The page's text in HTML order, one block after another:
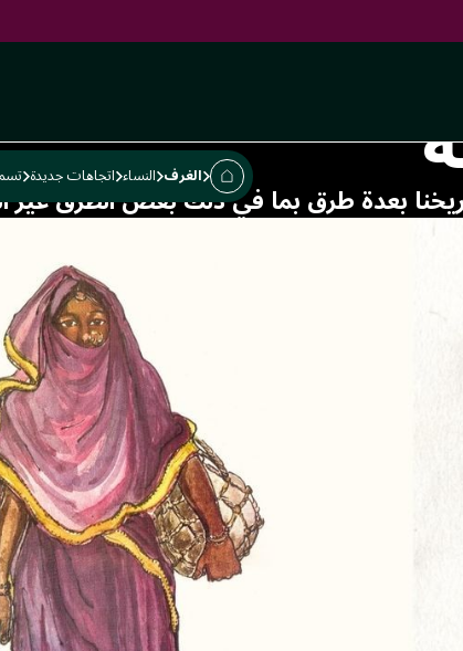
الغرف النساء اتجاهات جديدة
كأداة
بعدة طرق بما في ذلك بعض الطرق غير